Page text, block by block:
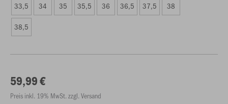
33,5 34 35 35,5 36 36,5 37,5 38
38,5
59,99 €
Preis inkl. 19% MwSt. zzgl. Versand